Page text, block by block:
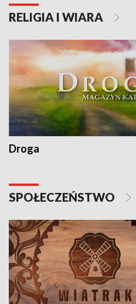
RELIGIA I WIARA
Droga
SPOŁECZEŃSTWO